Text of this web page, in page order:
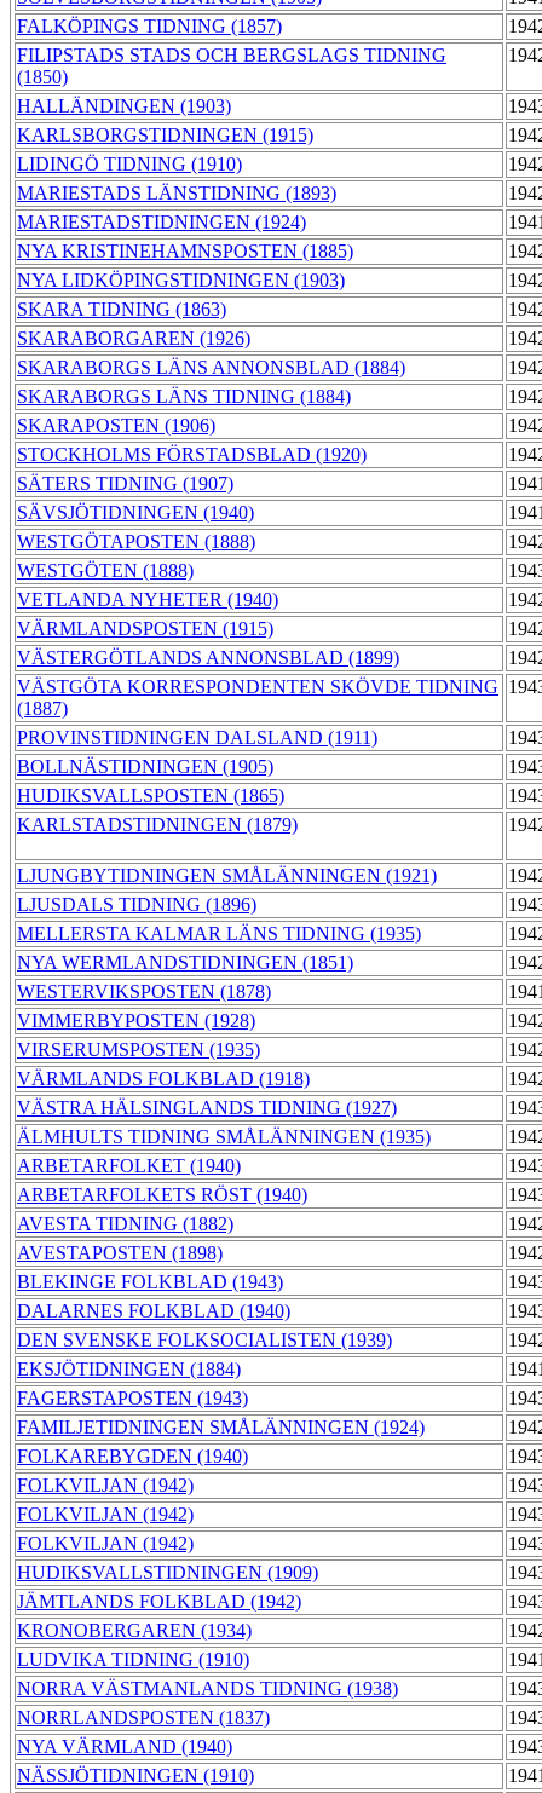
FALKÖPINGS TIDNING (1857)
FILIPSTADS STADS OCH BERGSLAGS TIDNING
(1850)
HALLÄNDINGEN (1903)
KARLSBORGSTIDNINGEN (1915)
LIDINGÖ TIDNING (1910)
MARIESTADS LÄNSTIDNING (1893)
MARIESTADSTIDNINGEN (1924)
NYA KRISTINEHAMNSPOSTEN (1885)
NYA LIDKÖPINGSTIDNINGEN (1903)
SKARA TIDNING (1863)
SKARABORGAREN (1926)
SKARABORGS LÄNS ANNONSBLAD (1884)
SKARABORGS LÄNS TIDNING (1884)
SKARAPOSTEN (1906)
STOCKHOLMS FÖRSTADSBLAD (1920)
SÄTERS TIDNING (1907)
SÄVSJÖTIDNINGEN (1940)
WESTGÖTAPOSTEN (1888)
WESTGÖTEN (1888)
VETLANDA NYHETER (1940)
VÄRMLANDSPOSTEN (1915)
VÄSTERGÖTLANDS ANNONSBLAD (1899)
VÄSTGÖTA KORRESPONDENTEN SKÖVDE TIDNING
(1887)
PROVINSTIDNINGEN DALSLAND (1911)
BOLLNÄSTIDNINGEN (1905)
HUDIKSVALLSPOSTEN (1865)
KARLSTADSTIDNINGEN (1879)
LJUNGBYTIDNINGEN SMÅLÄNNINGEN (1921)
LJUSDALS TIDNING (1896)
MELLERSTA KALMAR LÄNS TIDNING (1935)
NYA WERMLANDSTIDNINGEN (1851)
WESTERVIKSPOSTEN (1878)
VIMMERBYPOSTEN (1928)
VIRSERUMSPOSTEN (1935)
VÄRMLANDS FOLKBLAD (1918)
VÄSTRA HÄLSINGLANDS TIDNING (1927)
ÄLMHULTS TIDNING SMÅLÄNNINGEN (1935)
ARBETARFOLKET (1940)
ARBETARFOLKETS RÖST (1940)
AVESTA TIDNING (1882)
AVESTAPOSTEN (1898)
BLEKINGE FOLKBLAD (1943)
DALARNES FOLKBLAD (1940)
DEN SVENSKE FOLKSOCIALISTEN (1939)
EKSJÖTIDNINGEN (1884)
FAGERSTAPOSTEN (1943)
FAMILJETIDNINGEN SMÅLÄNNINGEN (1924)
FOLKAREBYGDEN (1940)
FOLKVILJAN (1942)
FOLKVILJAN (1942)
FOLKVILJAN (1942)
HUDIKSVALLSTIDNINGEN (1909)
JÄMTLANDS FOLKBLAD (1942)
KRONOBERGAREN (1934)
LUDVIKA TIDNING (1910)
NORRA VÄSTMANLANDS TIDNING (1938)
NORRLANDSPOSTEN (1837)
NYA VÄRMLAND (1940)
NÄSSJÖTIDNINGEN (1910)